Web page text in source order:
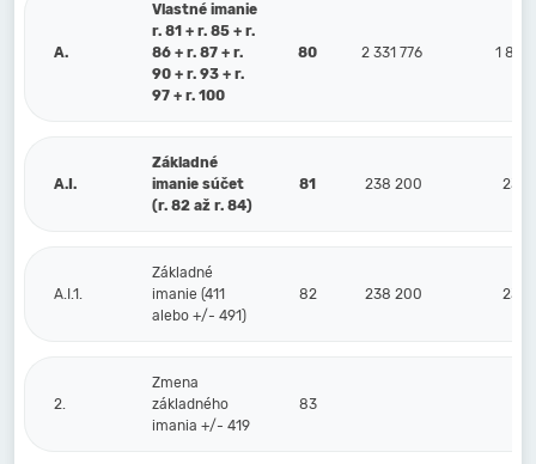
A.
Vlastné imanie
r. 81 + r. 85 + r.
86 + r. 87 + r.
90 + r. 93 + r.
97 + r. 100
80 2 331 776 1 855
A.I.
Základné
imanie súčet
(r. 82 až r. 84)
81 238 200 238
A.I.1.
Základné
imanie (411
alebo +/- 491)
82 238 200 238
2.
Zmena
základného
imania +/- 419
83